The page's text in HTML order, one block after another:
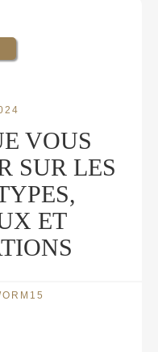
VOUS
SUR LES
ET